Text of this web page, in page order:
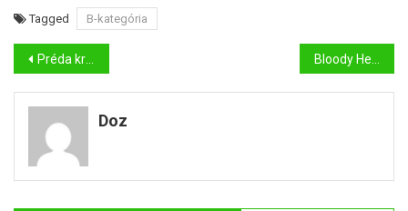
Tagged B-kategória
Bejegyzés
navigáció
Préda kritika
Doz